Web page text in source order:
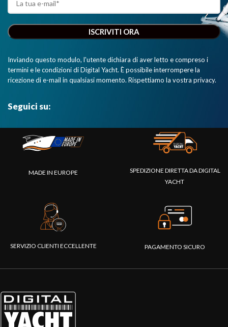
Inviando questo modulo, l'utente dichiara di aver letto e compreso i
termini e le condizioni di Digital Yacht. È possibile interrompere la
ricezione di e-mail in qualsiasi momento. Rispettiamo la vostra privacy.
Seguici su:
MADE IN EUROPE
SPEDIZIONE DIRETTA DA DIGITAL
YACHT
SERVIZIO CLIENTI ECCELLENTE PAGAMENTO SICURO